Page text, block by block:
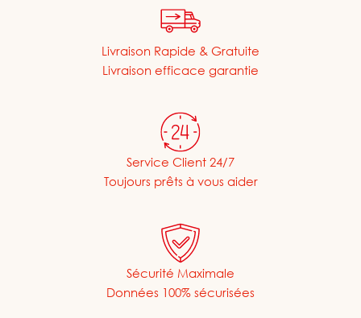
Livraison Rapide & Gratuite
Livraison efficace garantie
Service Client 24/7
Toujours prêts à vous aider
Sécurité Maximale
Données 100% sécurisées